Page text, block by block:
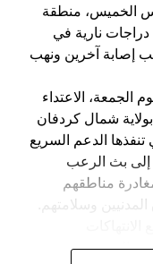
الخميس، منطقة
نارية في
إلى جانب إصابة آخرين ونهب
الجمعة، الاعتداء
شمال كردفان
الدعم السريع
إلى بث الرعب
مناطقهم
وسلامتهم.
بالحرب، وتجنيب